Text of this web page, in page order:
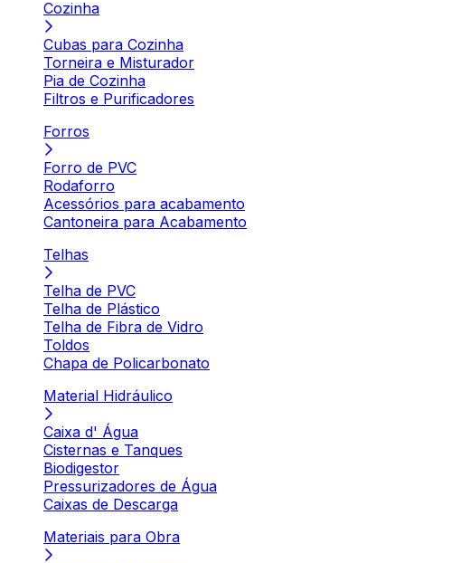
Cozinha
Cubas para Cozinha
Torneira e Misturador
Pia de Cozinha
Filtros e Purificadores
Forros
Forro de PVC
Rodaforro
Acessórios para acabamento
Cantoneira para Acabamento
Telhas
Telha de PVC
Telha de Plástico
Telha de Fibra de Vidro
Toldos
Chapa de Policarbonato
Material Hidráulico
Caixa d' Água
Cisternas e Tanques
Biodigestor
Pressurizadores de Água
Caixas de Descarga
Materiais para Obra